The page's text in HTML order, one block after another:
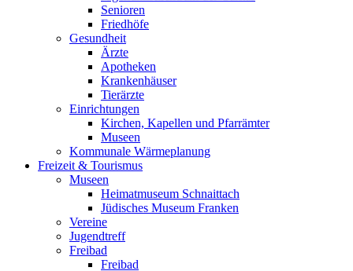
Senioren
Friedhöfe
Gesundheit
Ärzte
Apotheken
Krankenhäuser
Tierärzte
Einrichtungen
Kirchen, Kapellen und Pfarrämter
Museen
Kommunale Wärmeplanung
Freizeit & Tourismus
Museen
Heimatmuseum Schnaittach
Jüdisches Museum Franken
Vereine
Jugendtreff
Freibad
Freibad